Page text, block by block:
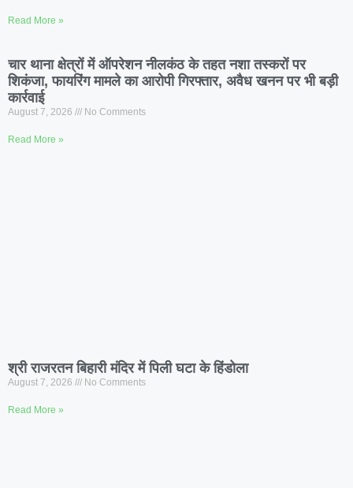
Read More »
चार थाना क्षेत्रों में ऑपरेशन नीलकंठ के तहत नशा तस्करों पर
शिकंजा, फायरिंग मामले का आरोपी गिरफ्तार, अवैध खनन पर भी बड़ी
कार्रवाई
August 7, 2026 No Comments
Read More »
श्री राजरतन बिहारी मंदिर में पिली घटा के हिंडोला
August 7, 2026 No Comments
Read More »